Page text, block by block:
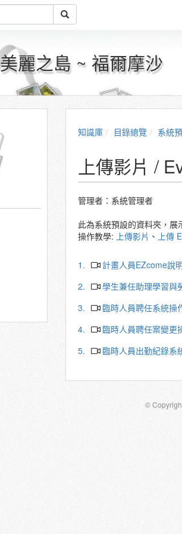
美麗之島 ~ 福爾摩沙
知識庫 目錄總覽 系統
上傳影片 /
管理者： 系統管理者
此為系統預設的資料夾，
操作教學: 上傳影片 、 上傳
1.
計畫人員EZcome說
2.
學生兼任助理學習與
3.
臨時人員聘任系統操
4.
臨時人員聘任案變更
5.
臨時人員出勤紀錄系
©